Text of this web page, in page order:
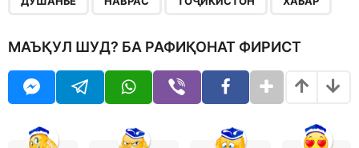
МАЪҚУЛ ШУД? БА РАФИҚОНАТ ФИРИСТ